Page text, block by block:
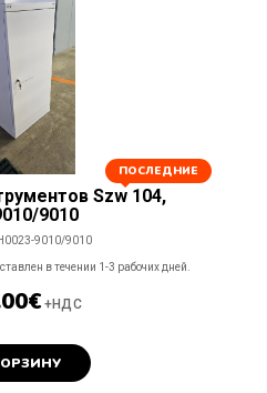
ПОСЛЕДНИE
Szw 104,
9010
9010/9010
в течении 1-3 рабочих дней.
€ +НДС